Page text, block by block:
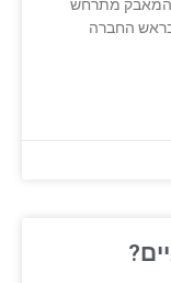
המאבק מתרחש
החברה